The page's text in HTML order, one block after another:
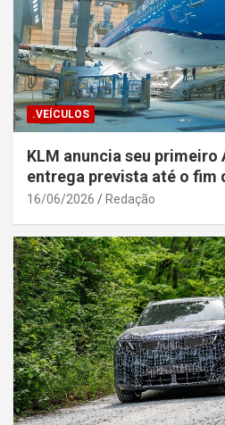
.VEÍCULOS
KLM anuncia seu primeiro
entrega prevista até o fim
16/06/2026 Redação